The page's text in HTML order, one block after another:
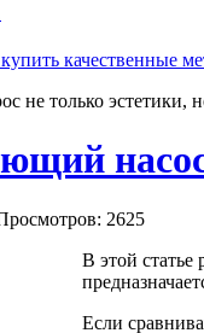
не только эстетики,
насос
2625
В этой статье
Если